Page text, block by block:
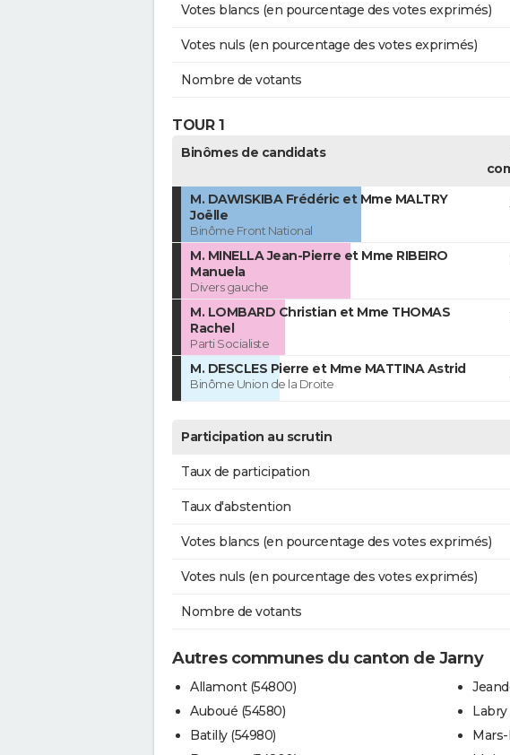
Votes blancs (en pourcentage des votes exprimés)
Votes nuls (en pourcentage des votes exprimés)
Nombre de votants
TOUR 1
Binômes de candidats
M. DAWISKIBA Frédéric et Mme MALTRY
Joëlle
Binôme Front National
M. MINELLA Jean-Pierre et Mme RIBEIRO
Manuela
Divers gauche
M. LOMBARD Christian et Mme THOMAS
Rachel
Parti Socialiste
M. DESCLES Pierre et Mme MATTINA Astrid
Binôme Union de la Droite
Participation au scrutin
Taux de participation
Taux d'abstention
Votes blancs (en pourcentage des votes exprimés)
Votes nuls (en pourcentage des votes exprimés)
Nombre de votants
Autres communes du canton de Jarny
Allamont (54800)
Auboué (54580)
Batilly (54980)
Labry